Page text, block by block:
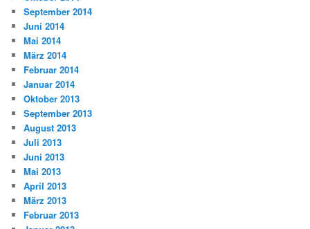
September 2014
Juni 2014
Mai 2014
März 2014
Februar 2014
Januar 2014
Oktober 2013
September 2013
August 2013
Juli 2013
Juni 2013
Mai 2013
April 2013
März 2013
Februar 2013